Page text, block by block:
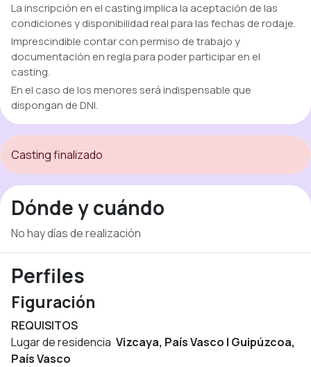
La inscripción en el casting implica la aceptación de las
condiciones y disponibilidad real para las fechas de rodaje.
Imprescindible contar con permiso de trabajo y
documentación en regla para poder participar en el
casting.
En el caso de los menores será indispensable que
dispongan de DNI.
Casting finalizado
Dónde y cuándo
No hay días de realización
Perfiles
Figuración
REQUISITOS
Lugar de residencia Vizcaya, País Vasco | Guipúzcoa,
País Vasco